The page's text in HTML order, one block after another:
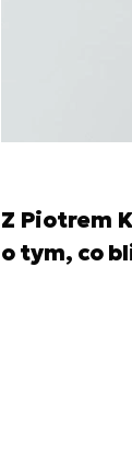
Z Piotrem
o tym, co